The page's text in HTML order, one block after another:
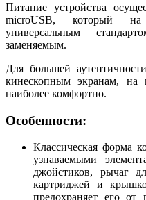
Питание устройства
microUSB, который
универсальным
заменяемым.
Для большей
кинескопным экранам, на
наиболее комфортно.
Особенности:
Классическая форма
узнаваемыми
джойстиков, рычаг
картриджей и
предохраняет его